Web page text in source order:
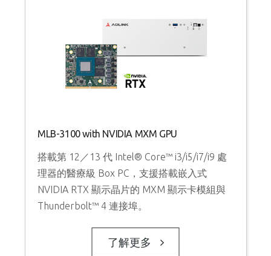
MLB-3100 with NVIDIA MXM GPU
搭載第 12／13 代 Intel® Core™ i3/i5/i7/i9 處
理器的醫療級 Box PC，支援搭載嵌入式
NVIDIA RTX 顯示晶片的 MXM 顯示卡模組與
Thunderbolt™ 4 連接埠。
了解更多